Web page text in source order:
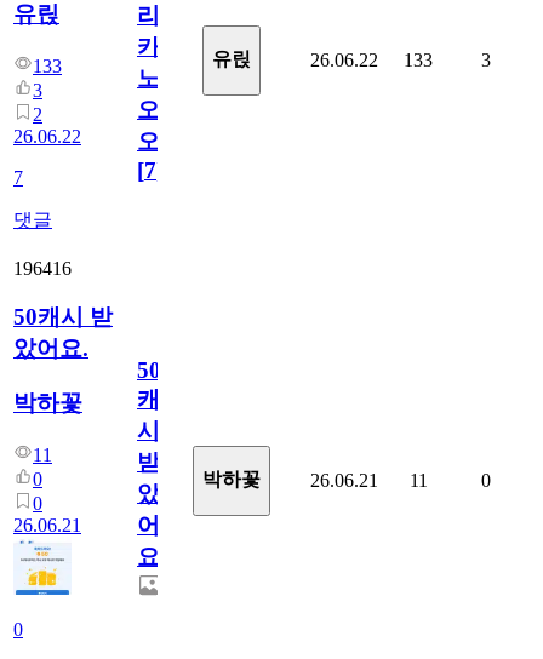
유릱
133
3
2
26.06.22
7
댓글
리
카
노
오
오!
[7]
유릱 26.06.22 133 3
196416
50캐시 받
았어요.
박하꽃
11
0
0
26.06.21
0
50
캐
시
받
았
어
요.
박하꽃 26.06.21 11 0